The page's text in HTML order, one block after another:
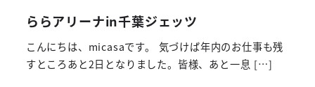
ららアリーナin千葉ジェッツ
こんにちは、micasaです。 気づけば年内のお仕事も残
すところあと2日となりました。皆様、あと一息 […]